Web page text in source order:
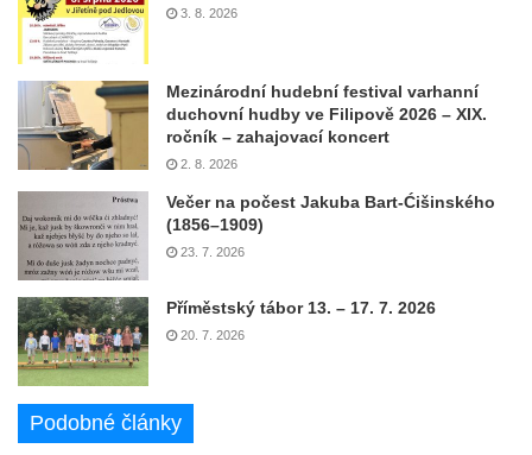
3. 8. 2026
Mezinárodní hudební festival varhanní
duchovní hudby ve Filipově 2026 – XIX.
ročník – zahajovací koncert
2. 8. 2026
Večer na počest Jakuba Bart-Ćišinského
(1856–1909)
23. 7. 2026
Příměstský tábor 13. – 17. 7. 2026
20. 7. 2026
Podobné články